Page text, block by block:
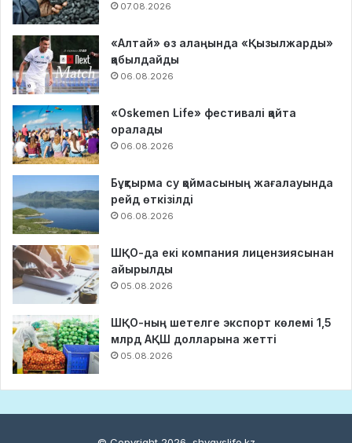
07.08.2026
«Алтай» өз алаңында «Қызылжарды»
қабылдайды
06.08.2026
«Oskemen Life» фестивалі қайта
оралады
06.08.2026
Бұқтырма су қоймасының жағалауында
рейд өткізілді
06.08.2026
ШҚО-да екі компания лицензиясынан
айырылды
05.08.2026
ШҚО-ның шетелге экспорт көлемі 1,5
млрд АҚШ долларына жетті
05.08.2026